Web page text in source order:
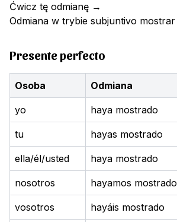
Ćwicz tę odmianę →
Odmiana w trybie subjuntivo mostrar
Presente perfecto
Osoba Odmiana
yo haya mostrado
tu hayas mostrado
ella/él/usted haya mostrado
nosotros hayamos mostrado
vosotros hayáis mostrado